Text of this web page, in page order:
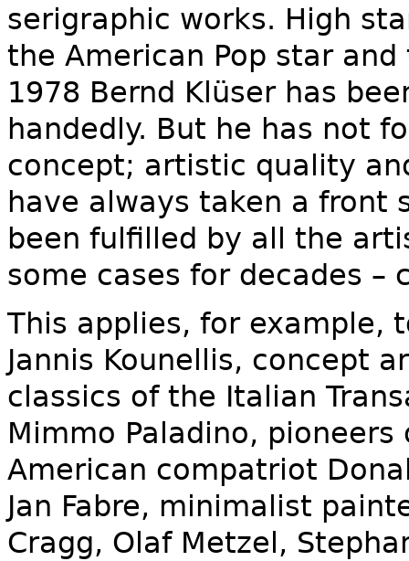
serigraphic works. High
the American Pop star
1978 Bernd Klüser has
handedly. But he has not
concept; artistic quality
have always taken a front
been fulfilled by all the
some cases for decades –
This applies, for example,
Jannis Kounellis, concept
classics of the Italian
Mimmo Paladino,
American compatriot
Jan Fabre, minimalist
Cragg, Olaf Metzel,